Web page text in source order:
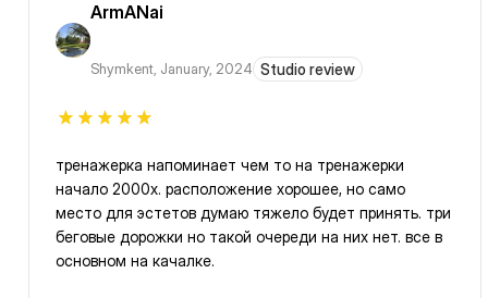
ArmANai
Shymkent, January, 2024 Studio review
тренажерка напоминает чем то на тренажерки
начало 2000х. расположение хорошее, но само
место для эстетов думаю тяжело будет принять. три
беговые дорожки но такой очереди на них нет. все в
основном на качалке.